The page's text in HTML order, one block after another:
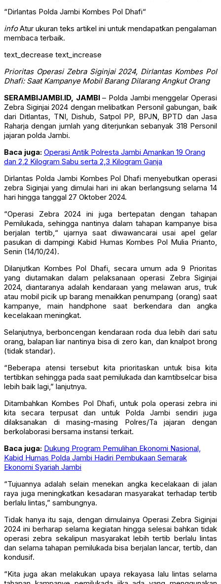
“Dirlantas Polda Jambi Kombes Pol Dhafi“
infoAtur ukuran teks artikel ini untuk mendapatkan pengalaman
membaca terbaik.
text_decrease text_increase
Prioritas Operasi Zebra Siginjai 2024, Dirlantas Kombes Pol
Dhafi: Saat Kampanye Mobil Barang Dilarang Angkut Orang
SERAMBIJAMBI.ID, JAMBI– Polda Jambi menggelar Operasi
Zebra Siginjai 2024 dengan melibatkan Personil gabungan, baik
dari Ditlantas, TNI, Dishub, Satpol PP, BPJN, BPTD dan Jasa
Raharja dengan jumlah yang diterjunkan sebanyak 318 Personil
jajaran polda Jambi.
Baca juga: Operasi Antik Polresta Jambi Amankan 19 Orang
dan 2,2 Kilogram Sabu serta 2,3 Kilogram Ganja
Dirlantas Polda Jambi Kombes Pol Dhafi menyebutkan operasi
zebra Siginjai yang dimulai hari ini akan berlangsung selama 14
hari hingga tanggal 27 Oktober 2024.
“Operasi Zebra 2024 ini juga bertepatan dengan tahapan
Pemilukada, sehingga nantinya dalam tahapan kampanye bisa
berjalan tertib,“ ujarnya saat diwawancarai usai apel gelar
pasukan di dampingi Kabid Humas Kombes Pol Mulia Prianto,
Senin (14/10/24).
Dilanjutkan Kombes Pol Dhafi, secara umum ada 9 Prioritas
yang diutamakan dalam pelaksanaan operasi Zebra Siginjai
2024, diantaranya adalah kendaraan yang melawan arus, truk
atau mobil picik up barang menaikkan penumpang (orang) saat
kampanye, main handphone saat berkendara dan angka
kecelakaan meningkat.
Selanjutnya, berboncengan kendaraan roda dua lebih dari satu
orang, balapan liar nantinya bisa di zero kan, dan knalpot brong
(tidak standar).
“Beberapa atensi tersebut kita prioritaskan untuk bisa kita
tertibkan sehingga pada saat pemilukada dan kamtibselcar bisa
lebih baik lagi,” lanjutnya.
Ditambahkan Kombes Pol Dhafi, untuk pola operasi zebra ini
kita secara terpusat dan untuk Polda Jambi sendiri juga
dilaksanakan di masing-masing Polres/Ta jajaran dengan
berkolaborasi bersama instansi terkait.
Baca juga: Dukung Program Pemulihan Ekonomi Nasional,
Kabid Humas Polda Jambi Hadiri Pembukaan Semarak
Ekonomi Syariah Jambi
“Tujuannya adalah selain menekan angka kecelakaan di jalan
raya juga meningkatkan kesadaran masyarakat terhadap tertib
berlalu lintas,” sambungnya.
Tidak hanya itu saja, dengan dimulainya Operasi Zebra Siginjai
2024 ini berharap selama kegiatan hingga selesai bahkan tidak
operasi zebra sekalipun masyarakat lebih tertib berlalu lintas
dan selama tahapan pemilukada bisa berjalan lancar, tertib, dan
kondusif.
“Kita juga akan melakukan upaya rekayasa lalu lintas selama